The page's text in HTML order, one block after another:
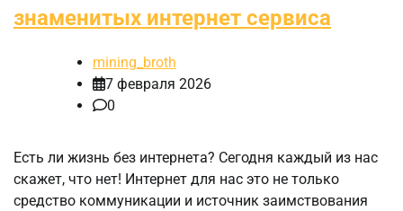
знаменитых интернет сервиса
mining_broth
7 февраля 2026
0
Есть ли жизнь без интернета? Сегодня каждый из нас
скажет, что нет! Интернет для нас это не только
средство коммуникации и источник заимствования